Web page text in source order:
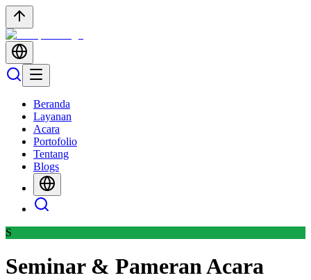
Beranda
Layanan
Acara
Portofolio
Tentang
Blogs
S
Seminar & PameranAcara